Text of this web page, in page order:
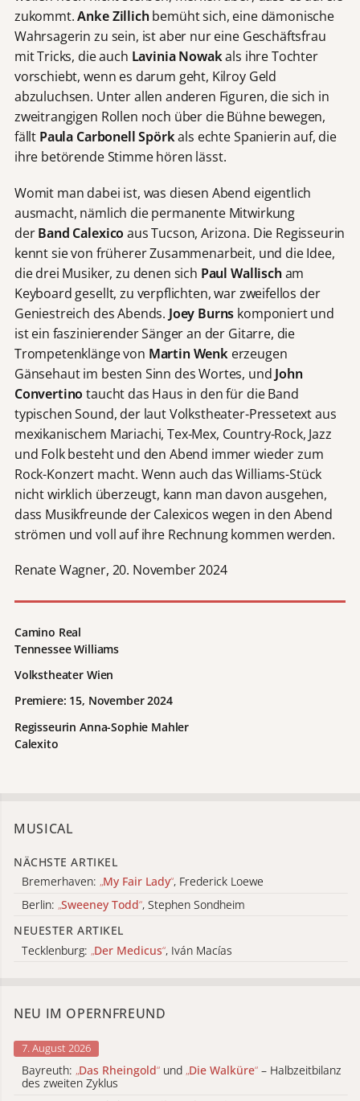
zukommt.Anke Zillichbemüht sich, eine dämonische
Wahrsagerin zu sein, ist aber nur eine Geschäftsfrau
mit Tricks, die auch Lavinia Nowakals ihre Tochter
vorschiebt, wenn es darum geht, Kilroy Geld
abzuluchsen. Unter allen anderen Figuren, die sich in
zweitrangigen Rollen noch über die Bühne bewegen,
fällt Paula Carbonell Spörkals echte Spanierin auf, die
ihre betörende Stimme hören lässt.
Womit man dabei ist, was diesen Abend eigentlich
ausmacht, nämlich die permanente Mitwirkung
derBand Calexico aus Tucson, Arizona. Die Regisseurin
kennt sie von früherer Zusammenarbeit, und die Idee,
die drei Musiker, zu denen sich Paul Wallischam
Keyboard gesellt, zu verpflichten, war zweifellos der
Geniestreich des Abends. Joey Burns komponiert und
ist ein faszinierender Sänger an der Gitarre, die
Trompetenklänge von Martin Wenkerzeugen
Gänsehaut im besten Sinn des Wortes, und John
Convertino taucht das Haus in den für die Band
typischen Sound, der laut Volkstheater-Pressetext aus
mexikanischem Mariachi, Tex-Mex, Country-Rock, Jazz
und Folk besteht und den Abend immer wieder zum
Rock-Konzert macht. Wenn auch das Williams-Stück
nicht wirklich überzeugt, kann man davon ausgehen,
dass Musikfreunde der Calexicos wegen in den Abend
strömen und voll auf ihre Rechnung kommen werden.
Renate Wagner, 20. November 2024
Camino Real
Tennessee Williams
Volkstheater Wien
Premiere: 15, November 2024
Regisseurin Anna-Sophie Mahler
Calexito
MUSICAL
NÄCHSTE ARTIKEL
Bremerhaven: „My Fair Lady“, Frederick Loewe
Berlin: „Sweeney Todd“, Stephen Sondheim
NEUESTER ARTIKEL
Tecklenburg: „Der Medicus“, Iván Macías
NEU IM OPERNFREUND
7. August 2026
Bayreuth: „Das Rheingold“ und „Die Walküre“ – Halbzeitbilanz
des zweiten Zyklus